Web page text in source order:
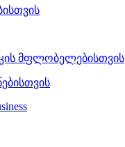
მფლობელებისთვის